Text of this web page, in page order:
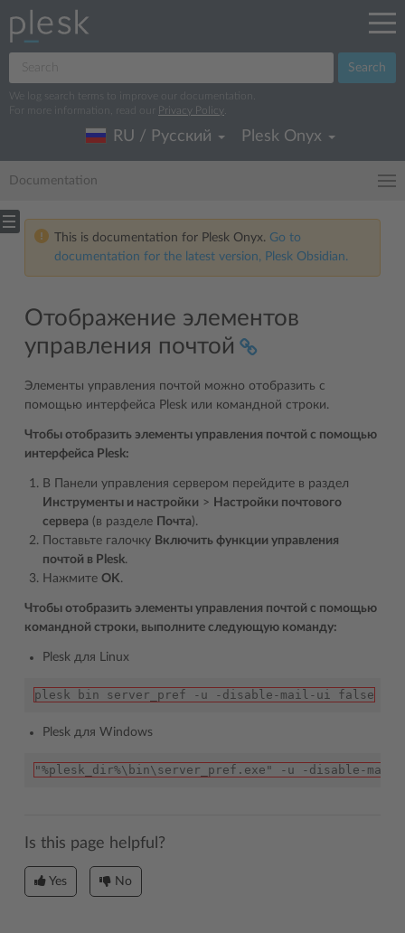
Search
We log search terms to improve our documentation.
For more information, read our
Privacy Policy
RU / Русский Plesk Onyx
Documentation
This is documentation for Plesk Onyx. Go to
documentation for the latest version, Plesk Obsidian.
Отображение элементов
управления почтой
Элементы управления почтой можно отобразить с
помощью интерфейса Plesk или командной строки.
Чтобы отобразить элементы управления почтой с помощью
интерфейса Plesk:
В Панели управления сервером перейдите в раздел
Инструменты и настройки > Настройки почтового
сервера (в разделе Почта).
Поставьте галочку Включить функции управления
почтой в Plesk.
Нажмите OK.
Чтобы отобразить элементы управления почтой с помощью
командной строки, выполните следующую команду:
Plesk для Linux
plesk bin server_pref -u -disable-mail-ui false
Plesk для Windows
"%plesk_dir%\bin\server_pref.exe" -u -disable-
Is this page helpful?
Yes No